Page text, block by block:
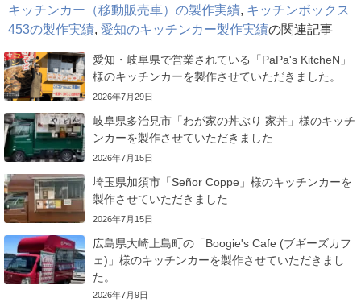
キッチンカー（移動販売車）の製作実績 キッチンボックス
453の製作実績 愛知のキッチンカー製作実績の関連記事
愛知・岐阜県で営業されている「PaPa's KitcheN」
様のキッチンカーを製作させていただきました。
2026年7月29日
岐阜県多治見市「わが家の丼ぶり 家丼」様のキッチ
ンカーを製作させていただきました
2026年7月15日
埼玉県加須市「Señor Coppe」様のキッチンカーを
製作させていただきました
2026年7月15日
広島県大崎上島町の「Boogie's Cafe (ブギーズカフ
ェ)」様のキッチンカーを製作させていただきまし
た。
2026年7月9日